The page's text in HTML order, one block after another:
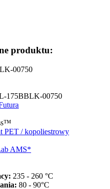
produktu:
00750
175BBLK-00750
PET / kopoliestrowy
AMS*
235 - 260 °C
80 - 90°C